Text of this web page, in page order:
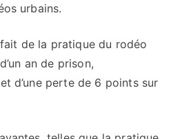
urbains.
de la pratique du rodéo
an de prison,
d’une perte de 6 points sur